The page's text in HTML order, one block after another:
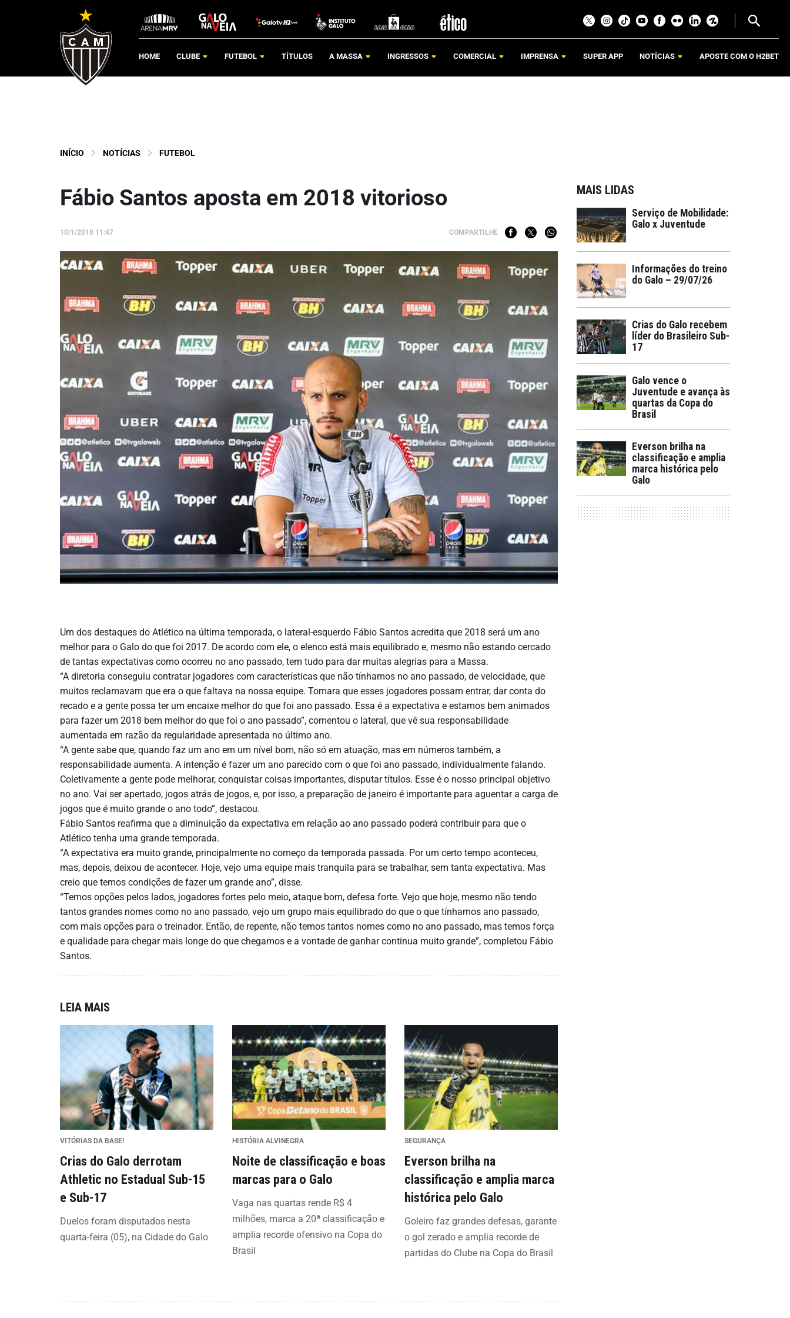
HOME CLUBE FUTEBOL TÍTULOS A MASSA INGRESSOS COMERCIAL IMPRENSA SUPER APP NOTÍCIAS APOSTE COM O H2BET
INÍCIO NOTÍCIAS FUTEBOL
Fábio Santos aposta em 2018 vitorioso
10/1/2018 11:47 COMPARTILHE
Um dos destaques do Atlético na última temporada, o lateral-esquerdo Fábio Santos acredita que 2018 será um ano
melhor para o Galo do que foi 2017. De acordo com ele, o elenco está mais equilibrado e, mesmo não estando cercado
de tantas expectativas como ocorreu no ano passado, tem tudo para dar muitas alegrias para a Massa.
“A diretoria conseguiu contratar jogadores com características que não tínhamos no ano passado, de velocidade, que
muitos reclamavam que era o que faltava na nossa equipe. Tomara que esses jogadores possam entrar, dar conta do
recado e a gente possa ter um encaixe melhor do que foi ano passado. Essa é a expectativa e estamos bem animados
para fazer um 2018 bem melhor do que foi o ano passado”, comentou o lateral, que vê sua responsabilidade
aumentada em razão da regularidade apresentada no último ano.
“A gente sabe que, quando faz um ano em um nível bom, não só em atuação, mas em números também, a
responsabilidade aumenta. A intenção é fazer um ano parecido com o que foi ano passado, individualmente falando.
Coletivamente a gente pode melhorar, conquistar coisas importantes, disputar títulos. Esse é o nosso principal objetivo
no ano. Vai ser apertado, jogos atrás de jogos, e, por isso, a preparação de janeiro é importante para aguentar a carga de
jogos que é muito grande o ano todo”, destacou.
Fábio Santos reafirma que a diminuição da expectativa em relação ao ano passado poderá contribuir para que o
Atlético tenha uma grande temporada.
“A expectativa era muito grande, principalmente no começo da temporada passada. Por um certo tempo aconteceu,
mas, depois, deixou de acontecer. Hoje, vejo uma equipe mais tranquila para se trabalhar, sem tanta expectativa. Mas
creio que temos condições de fazer um grande ano”, disse.
“Temos opções pelos lados, jogadores fortes pelo meio, ataque bom, defesa forte. Vejo que hoje, mesmo não tendo
tantos grandes nomes como no ano passado, vejo um grupo mais equilibrado do que o que tínhamos ano passado,
com mais opções para o treinador. Então, de repente, não temos tantos nomes como no ano passado, mas temos força
e qualidade para chegar mais longe do que chegamos e a vontade de ganhar continua muito grande”, completou Fábio
Santos.
LEIA MAIS
VITÓRIAS DA BASE!
Crias do Galo derrotam
Athletic no Estadual Sub-15
e Sub-17
Duelos foram disputados nesta
quarta-feira (05), na Cidade do Galo
HISTÓRIA ALVINEGRA
Noite de classificação e boas
marcas para o Galo
Vaga nas quartas rende R$ 4
milhões, marca a 20ª classificação e
amplia recorde ofensivo na Copa do
Brasil
SEGURANÇA
Everson brilha na
classificação e amplia marca
histórica pelo Galo
Goleiro faz grandes defesas, garante
o gol zerado e amplia recorde de
partidas do Clube na Copa do Brasil
MAIS LIDAS
Serviço de Mobilidade:
Galo x Juventude
Informações do treino
do Galo – 29/07/26
Crias do Galo recebem
líder do Brasileiro Sub-
17
Galo vence o
Juventude e avança às
quartas da Copa do
Brasil
Everson brilha na
classificação e amplia
marca histórica pelo
Galo